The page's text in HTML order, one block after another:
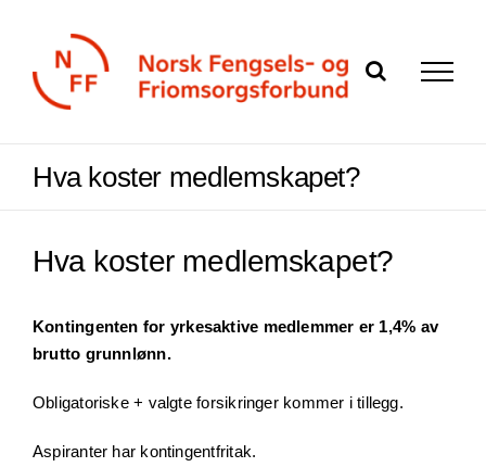
Hva koster medlemskapet?
Hva koster medlemskapet?
Kontingenten for yrkesaktive medlemmer er 1,4% av
brutto grunnlønn.
Obligatoriske + valgte forsikringer kommer i tillegg.
Aspiranter har kontingentfritak.